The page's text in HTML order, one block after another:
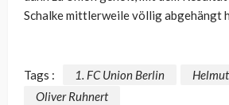
Schalke mittlerweile völlig abgehängt
Tags : 1. FC Union Berlin
Oliver Ruhnert